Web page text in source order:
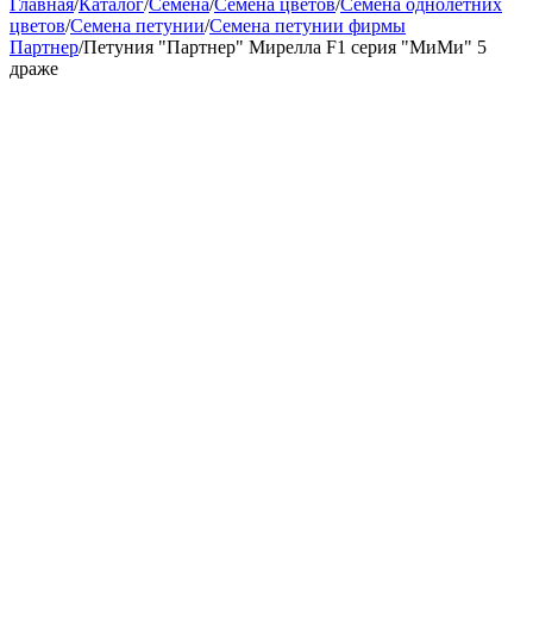
Главная/Каталог/Семена/Семена цветов/Семена однолетних
цветов/Семена петунии/Семена петунии фирмы
Партнер/Петуния "Партнер" Мирелла F1 серия "МиМи" 5
драже